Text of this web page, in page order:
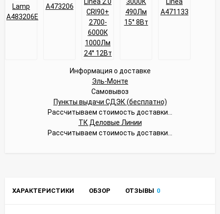
Информация о доставке
Эль-Монте
Самовывоз
Пункты выдачи СДЭК (бесплатно)
Рассчитываем стоимость доставки...
ТК Деловые Линии
Рассчитываем стоимость доставки...
ХАРАКТЕРИСТИКИ ОБЗОР ОТЗЫВЫ 0